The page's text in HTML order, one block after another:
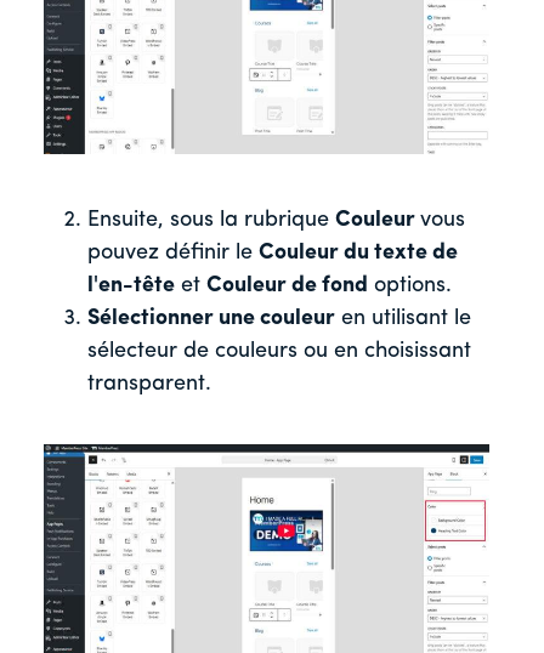
Ensuite, sous la rubrique Couleur vous
pouvez définir le Couleur du texte de
l'en-tête et Couleur de fond options.
Sélectionner une couleur en utilisant le
sélecteur de couleurs ou en choisissant
transparent.